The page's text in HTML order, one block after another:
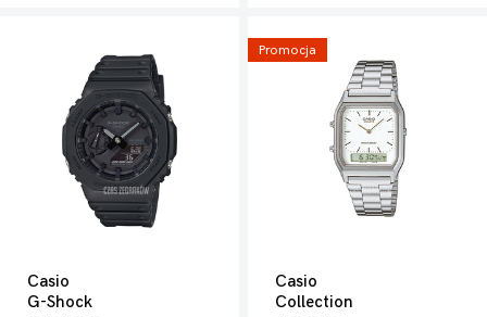
Casio
G-Shock
Promocja
Casio
Collection